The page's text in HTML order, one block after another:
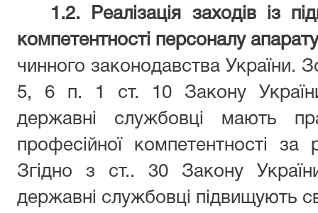
1.2. Реалізація заходів із
компетентності персоналу
чинного законодавства України.
5, 6 п. 1 ст. 10 Закону
державні службовці мають
професійної компетентності
Згідно з ст.. 30 Закону
державні службовці підвищують